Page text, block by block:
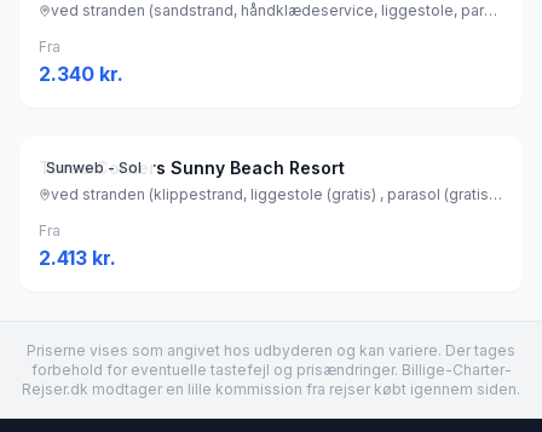
ved stranden (sandstrand, håndklædeservice, liggestole, parasol), Egypten
Fra
2.340 kr.
Sunweb - Sol
Three Corners Sunny Beach Resort
ved stranden (klippestrand, liggestole (gratis) , parasol (gratis) ), Egypten
Fra
2.413 kr.
Priserne vises som angivet hos udbyderen og kan variere. Der tages
forbehold for eventuelle tastefejl og prisændringer. Billige-Charter-
Rejser.dk modtager en lille kommission fra rejser købt igennem siden.